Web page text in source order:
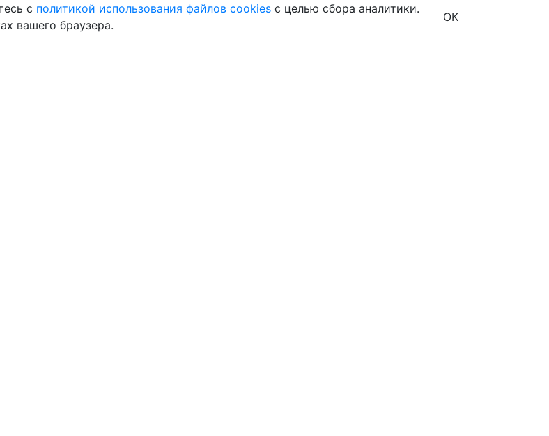
с политикой использования файлов cookies с целью сбора аналитики.
вашего браузера.
OK